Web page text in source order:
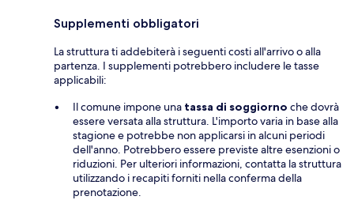
Supplementi obbligatori
La struttura ti addebiterà i seguenti costi all'arrivo o alla
partenza. I supplementi potrebbero includere le tasse
applicabili:
Il comune impone una tassa di soggiorno che dovrà
essere versata alla struttura. L'importo varia in base alla
stagione e potrebbe non applicarsi in alcuni periodi
dell'anno. Potrebbero essere previste altre esenzioni o
riduzioni. Per ulteriori informazioni, contatta la struttura
utilizzando i recapiti forniti nella conferma della
prenotazione.